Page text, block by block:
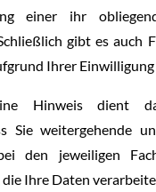
einer ihr
gibt es auch
Ihrer
Hinweis dient
Sie weitergehende
den jeweiligen
Ihre Daten